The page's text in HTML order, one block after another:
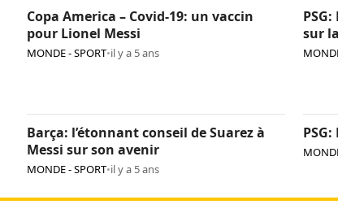
Copa America – Covid-19: un vaccin
pour Lionel Messi
MONDE - SPORT•il y a 5 ans
sur
Barça: l’étonnant conseil de Suarez à
Messi sur son avenir
MONDE - SPORT•il y a 5 ans